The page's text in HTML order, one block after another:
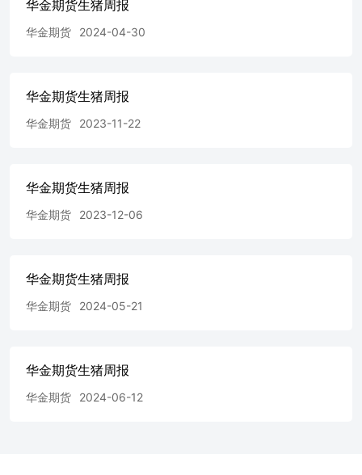
制图：钢联、万得、华金期货 周内自繁自养周均亏损74.25
元/头，较上周亏损减少60.66元/头，外购仔猪养殖亏损
使之自繁自养亏损减少；而外购仔猪养殖受前期仔猪价格下
11月22日，全国生猪出场价格为15.12元/公斤，比11月15日
声明 本报告仅供本公司客户使用。本报告仅在相关法律许
告。 本报告的信息来源于已公开的资料，本公司对该等信
不一致的报告。本公司不保证本报告所含信息保持在最新状
态。同时，本公司对本报告所含信息可在不发出通知的情形
关联机构不承诺投资者一定获利，不与投资者分享投资收
损失负任何责任。投资者务必注意，其据此做出的任何投资
华金期货生猪周报
华金期货 2024-04-30
华金期货生猪周报
华金期货 2023-11-22
华金期货生猪周报
华金期货 2023-12-06
华金期货生猪周报
华金期货 2024-05-21
华金期货生猪周报
华金期货 2024-06-12